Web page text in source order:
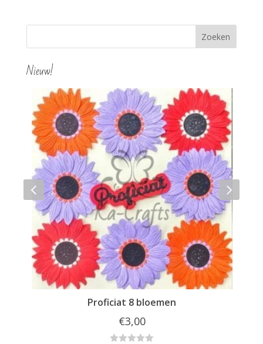
Nieuw!
Proficiat 8 bloemen